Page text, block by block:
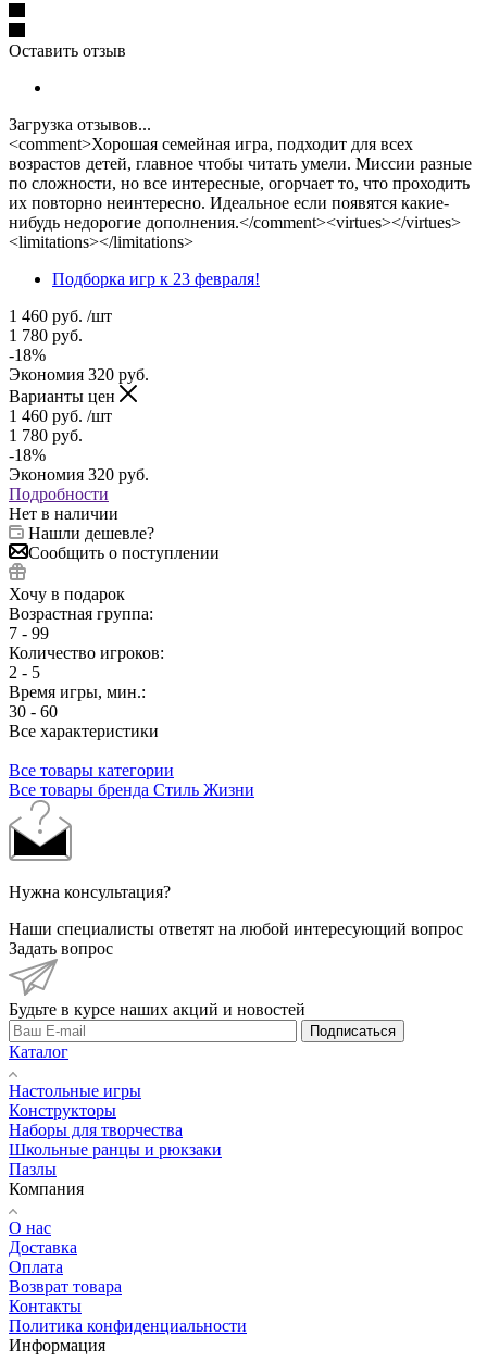
Оставить отзыв
Загрузка отзывов...
<comment>Хорошая семейная игра, подходит для всех
возрастов детей, главное чтобы читать умели. Миссии разные
по сложности, но все интересные, огорчает то, что проходить
их повторно неинтересно. Идеальное если появятся какие-
нибудь недорогие дополнения.</comment><virtues></virtues>
<limitations></limitations>
Подборка игр к 23 февраля!
1 460 руб. /шт
1 780 руб.
-18%
Экономия 320 руб.
Варианты цен
1 460 руб. /шт
1 780 руб.
-18%
Экономия 320 руб.
Подробности
Нет в наличии
Нашли дешевле?
Сообщить о поступлении
Хочу в подарок
Возрастная группа:
7 - 99
Количество игроков:
2 - 5
Время игры, мин.:
30 - 60
Все характеристики
Все товары категории
Все товары бренда Стиль Жизни
Нужна консультация?
Наши специалисты ответят на любой интересующий вопрос
Задать вопрос
Будьте в курсе наших акций и новостей
Подписаться
Каталог
Настольные игры
Конструкторы
Наборы для творчества
Школьные ранцы и рюкзаки
Пазлы
Компания
О нас
Доставка
Оплата
Возврат товара
Контакты
Политика конфиденциальности
Информация